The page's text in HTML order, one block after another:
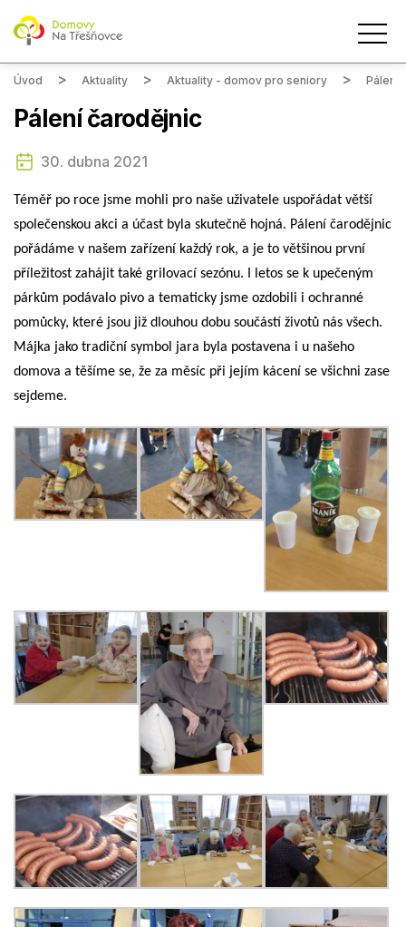
Úvod Aktuality Aktuality - domov pro seniory Pálení
Pálení čarodějnic
30. dubna 2021
Téměř po roce jsme mohli pro naše uživatele uspořádat větší
společenskou akci a účast byla skutečně hojná. Pálení čarodějnic
pořádáme v našem zařízení každý rok, a je to většinou první
příležitost zahájit také grilovací sezónu. I letos se k upečeným
párkům podávalo pivo a tematicky jsme ozdobili i ochranné
pomůcky, které jsou již dlouhou dobu součástí životů nás všech.
Májka jako tradiční symbol jara byla postavena i u našeho
domova a těšíme se, že za měsíc při jejím kácení se všichni zase
sejdeme.